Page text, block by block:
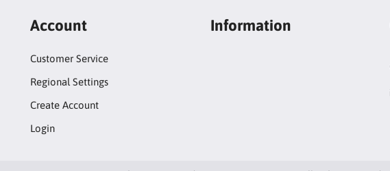
Account
Customer Service
Regional Settings
Create Account
Login
Information